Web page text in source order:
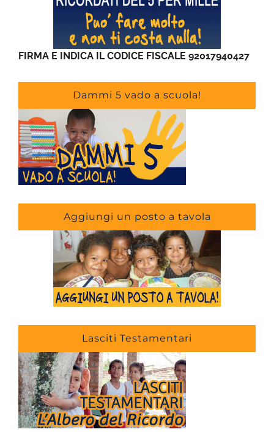
FIRMA E INDICA IL CODICE FISCALE 92017940427
Dammi 5 vado a scuola!
Aggiungi un posto a tavola
Lasciti Testamentari